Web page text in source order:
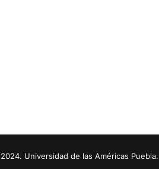
Universidad de las Américas